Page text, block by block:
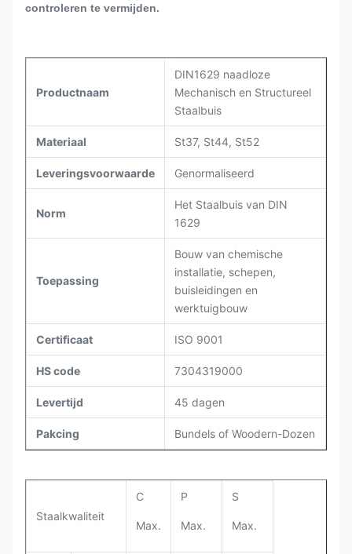
controleren te vermijden.
Productnaam
DIN1629 naadloze
Mechanisch en Structureel
Staalbuis
Materiaal St37, St44, St52
Leveringsvoorwaarde Genormaliseerd
Norm
Het Staalbuis van DIN
1629
Toepassing
Bouw van chemische
installatie, schepen,
buisleidingen en
werktuigbouw
Certificaat ISO 9001
HS code 7304319000
Levertijd 45 dagen
Pakcing Bundels of Woodern-Dozen
Staalkwaliteit
C
Max.
P
Max.
S
Max.